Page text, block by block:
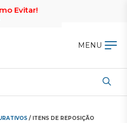
Evitar!
MENU
/ ITENS DE REPOSIÇÃO